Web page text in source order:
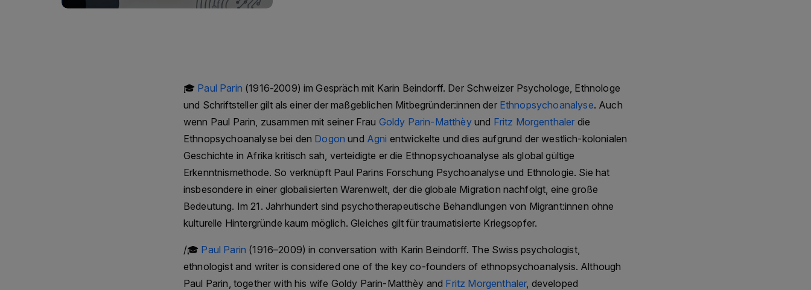
Committee of the Red Cross
IKRK Genf
#roteskreuz #menschenrechte #icrc #genf #ikrk
Follow us & Subsribe to our newsletter Audio Archive Podcast - Go against the Grain is
self financed. All podcasts are free of charge. Help us to keep Audio Archive Podcast free
with a donation here. Thank you for your support.
🎓 Paul Parin (1916-2009) im Gespräch mit Karin Beindorff. Der Schweizer Psychologe, Ethnologe
und Schriftsteller gilt als einer der maßgeblichen Mitbegründer:innen der Ethnopsychoanalyse. Auch
wenn Paul Parin, zusammen mit seiner Frau Goldy Parin-Matthèy und Fritz Morgenthaler die
Ethnopsychoanalyse bei den Dogon und Agni entwickelte und dies aufgrund der westlich-kolonialen
Geschichte in Afrika kritisch sah, verteidigte er die Ethnopsychoanalyse als global gültige
Erkenntnismethode. So verknüpft Paul Parins Forschung Psychoanalyse und Ethnologie. Sie hat
insbesondere in einer globalisierten Warenwelt, der die globale Migration nachfolgt, eine große
Bedeutung. Im 21. Jahrhundert sind psychotherapeutische Behandlungen von Migrant:innen ohne
kulturelle Hintergründe kaum möglich. Gleiches gilt für traumatisierte Kriegsopfer.
/🎓 Paul Parin (1916–2009) in conversation with Karin Beindorff. The Swiss psychologist,
ethnologist and writer is considered one of the key co-founders of ethnopsychoanalysis. Although
Paul Parin, together with his wife Goldy Parin-Matthèy and Fritz Morgenthaler, developed